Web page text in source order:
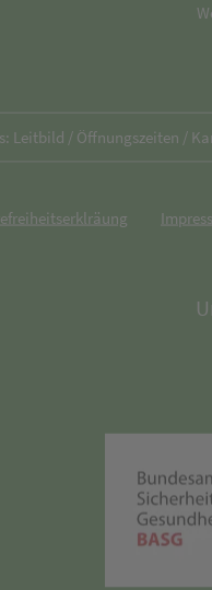
Leitbild / Öffnungszeiten /